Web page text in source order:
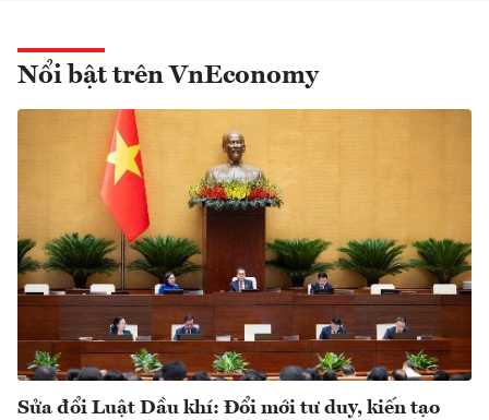
Nổi bật trên VnEconomy
Sửa đổi Luật Dầu khí: Đổi mới tư duy, kiến tạo